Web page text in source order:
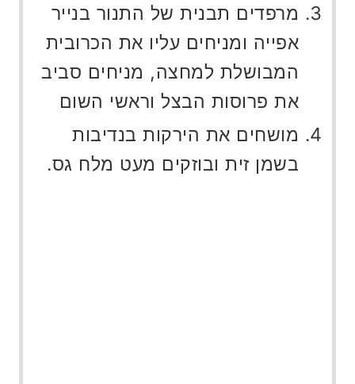
מרפדים תבנית של התנור בנייר
אפייה ומניחים עליו את הכרובית
המבושלת למחצה, מניחים סביב
את פרוסות הבצל וראשי השום
מושחים את הירקות בנדיבות
בשמן זית ובוזקים מעט מלח גס.